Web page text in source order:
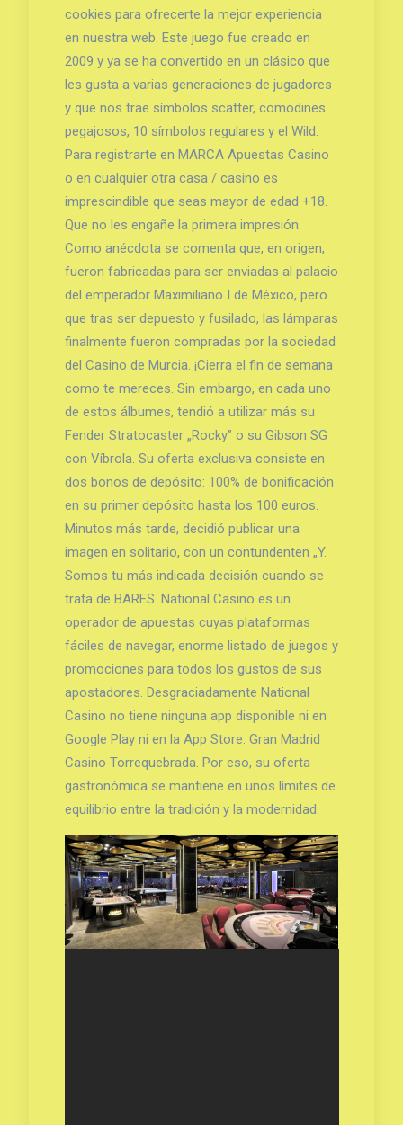
cookies para ofrecerte la mejor experiencia
en nuestra web. Este juego fue creado en
2009 y ya se ha convertido en un clásico que
les gusta a varias generaciones de jugadores
y que nos trae símbolos scatter, comodines
pegajosos, 10 símbolos regulares y el Wild.
Para registrarte en MARCA Apuestas Casino
o en cualquier otra casa / casino es
imprescindible que seas mayor de edad +18.
Que no les engañe la primera impresión.
Como anécdota se comenta que, en origen,
fueron fabricadas para ser enviadas al palacio
del emperador Maximiliano I de México, pero
que tras ser depuesto y fusilado, las lámparas
finalmente fueron compradas por la sociedad
del Casino de Murcia. ¡Cierra el fin de semana
como te mereces. Sin embargo, en cada uno
de estos álbumes, tendió a utilizar más su
Fender Stratocaster „Rocky” o su Gibson SG
con Víbrola. Su oferta exclusiva consiste en
dos bonos de depósito: 100% de bonificación
en su primer depósito hasta los 100 euros.
Minutos más tarde, decidió publicar una
imagen en solitario, con un contundenten „Y.
Somos tu más indicada decisión cuando se
trata de BARES. National Casino es un
operador de apuestas cuyas plataformas
fáciles de navegar, enorme listado de juegos y
promociones para todos los gustos de sus
apostadores. Desgraciadamente National
Casino no tiene ninguna app disponible ni en
Google Play ni en la App Store. Gran Madrid
Casino Torrequebrada. Por eso, su oferta
gastronómica se mantiene en unos límites de
equilibrio entre la tradición y la modernidad.